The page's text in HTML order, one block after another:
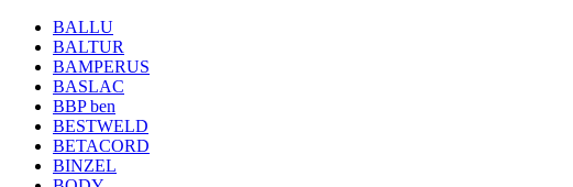
BALLU
BALTUR
BAMPERUS
BASLAC
BBP ben
BESTWELD
BETACORD
BINZEL